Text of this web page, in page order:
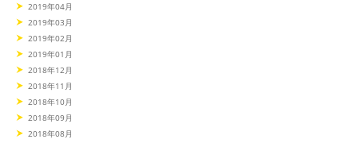
2019年04月
2019年03月
2019年02月
2019年01月
2018年12月
2018年11月
2018年10月
2018年09月
2018年08月